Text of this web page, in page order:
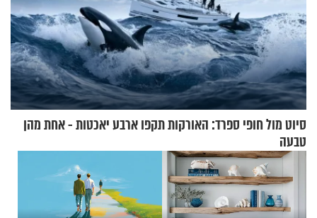
סיוט מול חופי ספרד: האורקות תקפו ארבע יאכטות - אחת מהן
טבעה